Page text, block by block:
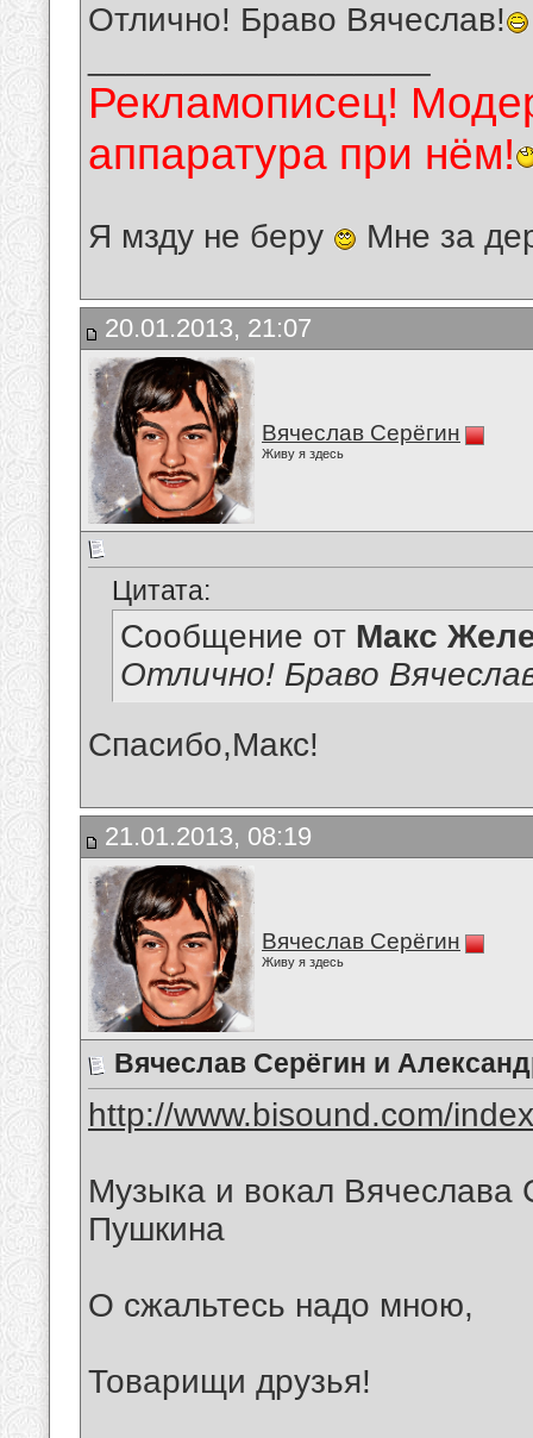
Отлично! Браво Вячеслав!
Рекламописец!
аппаратура при нём!
Я мзду не беру Мне за
20.01.2013, 21:07
Вячеслав Серёгин
Живу я здесь
Цитата:
Сообщение от Макс
Отлично! Браво
Спасибо,Макс!
21.01.2013, 08:19
Вячеслав Серёгин
Живу я здесь
Вячеслав Серёгин и
http://www.bisound.com/
Музыка и вокал Вячеслава
Пушкина
О сжальтесь надо мною,
Товарищи друзья!